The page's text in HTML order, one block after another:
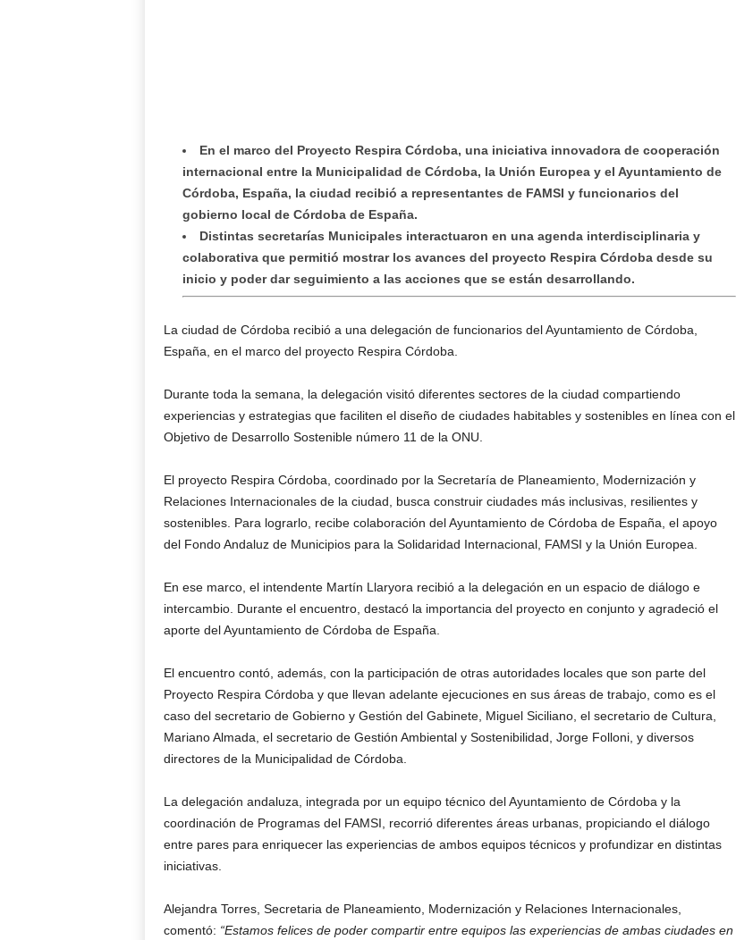
En el marco del Proyecto Respira Córdoba, una iniciativa innovadora de cooperación
internacional entre la Municipalidad de Córdoba, la Unión Europea y el Ayuntamiento de
Córdoba, España, la ciudad recibió a representantes de FAMSI y funcionarios del
gobierno local de Córdoba de España.
Distintas secretarías Municipales interactuaron en una agenda interdisciplinaria y
colaborativa que permitió mostrar los avances del proyecto Respira Córdoba desde su
inicio y poder dar seguimiento a las acciones que se están desarrollando.
La ciudad de Córdoba recibió a una delegación de funcionarios del Ayuntamiento de Córdoba,
España, en el marco del proyecto Respira Córdoba.
Durante toda la semana, la delegación visitó diferentes sectores de la ciudad compartiendo
experiencias y estrategias que faciliten el diseño de ciudades habitables y sostenibles en línea con el
Objetivo de Desarrollo Sostenible número 11 de la ONU.
El proyecto Respira Córdoba, coordinado por la Secretaría de Planeamiento, Modernización y
Relaciones Internacionales de la ciudad, busca construir ciudades más inclusivas, resilientes y
sostenibles. Para lograrlo, recibe colaboración del Ayuntamiento de Córdoba de España, el apoyo
del Fondo Andaluz de Municipios para la Solidaridad Internacional, FAMSI y la Unión Europea.
En ese marco, el intendente Martín Llaryora recibió a la delegación en un espacio de diálogo e
intercambio. Durante el encuentro, destacó la importancia del proyecto en conjunto y agradeció el
aporte del Ayuntamiento de Córdoba de España.
El encuentro contó, además, con la participación de otras autoridades locales que son parte del
Proyecto Respira Córdoba y que llevan adelante ejecuciones en sus áreas de trabajo, como es el
caso del secretario de Gobierno y Gestión del Gabinete, Miguel Siciliano, el secretario de Cultura,
Mariano Almada, el secretario de Gestión Ambiental y Sostenibilidad, Jorge Folloni, y diversos
directores de la Municipalidad de Córdoba.
La delegación andaluza, integrada por un equipo técnico del Ayuntamiento de Córdoba y la
coordinación de Programas del FAMSI, recorrió diferentes áreas urbanas, propiciando el diálogo
entre pares para enriquecer las experiencias de ambos equipos técnicos y profundizar en distintas
iniciativas.
Alejandra Torres, Secretaria de Planeamiento, Modernización y Relaciones Internacionales,
comentó: “Estamos felices de poder compartir entre equipos las experiencias de ambas ciudades en